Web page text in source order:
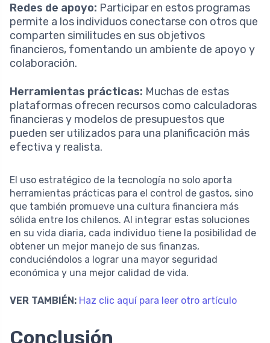
Redes de apoyo: Participar en estos programas
permite a los individuos conectarse con otros que
comparten similitudes en sus objetivos
financieros, fomentando un ambiente de apoyo y
colaboración.
Herramientas prácticas: Muchas de estas
plataformas ofrecen recursos como calculadoras
financieras y modelos de presupuestos que
pueden ser utilizados para una planificación más
efectiva y realista.
El uso estratégico de la tecnología no solo aporta
herramientas prácticas para el control de gastos, sino
que también promueve una cultura financiera más
sólida entre los chilenos. Al integrar estas soluciones
en su vida diaria, cada individuo tiene la posibilidad de
obtener un mejor manejo de sus finanzas,
conduciéndolos a lograr una mayor seguridad
económica y una mejor calidad de vida.
VER TAMBIÉN: Haz clic aquí para leer otro artículo
Conclusión